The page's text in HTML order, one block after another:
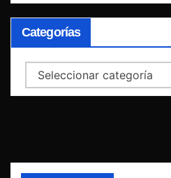
Categorías
Categorías